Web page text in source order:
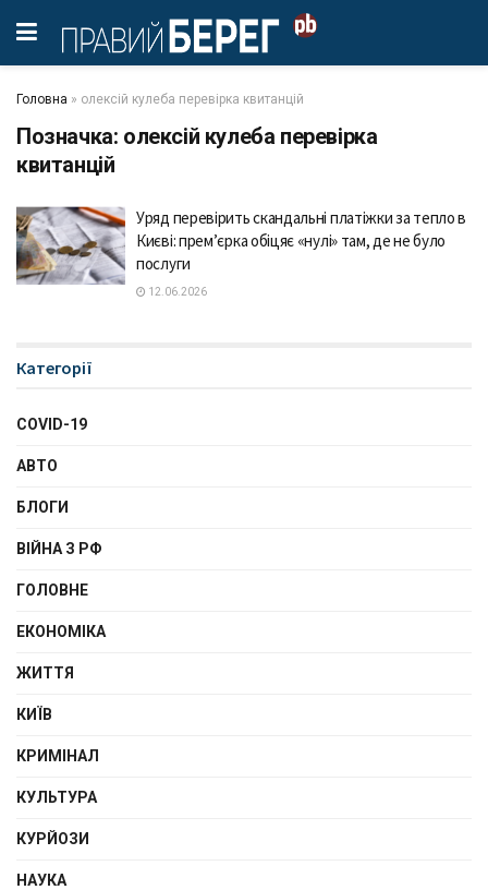
Головна » олексій кулеба перевірка квитанцій
Позначка: олексій кулеба перевірка
квитанцій
Уряд перевірить скандальні платіжки за тепло в
Києві: прем’єрка обіцяє «нулі» там, де не було
послуги
12.06.2026
Категорії
COVID-19
АВТО
БЛОГИ
ВІЙНА З РФ
ГОЛОВНЕ
ЕКОНОМІКА
ЖИТТЯ
КИЇВ
КРИМІНАЛ
КУЛЬТУРА
КУРЙОЗИ
НАУКА